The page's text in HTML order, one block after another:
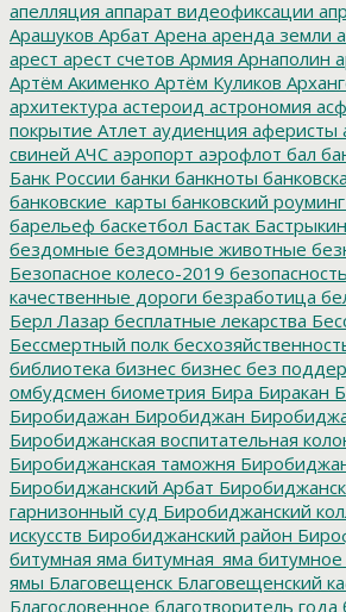
апелляция аппарат видеофиксации
Арашуков Арбат Арена аренда земли
арест арест счетов Армия Арнаполин
Артём Акименко Артём Куликов
архитектура астероид астрономия
покрытие Атлет аудиенция аферисты
свиней АЧС аэропорт аэрофлот бал
Банк России банки банкноты
банковские_карты банковский роуминг
барельеф баскетбол Бастак Бастрыкин
бездомные бездомные животные
Безопасное колесо-2019 безопасность
качественные дороги безработица
Берл Лазар бесплатные лекарства
Бессмертный полк
библиотека бизнес бизнес без
омбудсмен биометрия Бира Биракан
Биробидажан Биробиджан
Биробиджанская воспитательная
Биробиджанская таможня
Биробиджанский Арбат
гарнизонный суд Биробиджанский
искусств Биробиджанский район
битумная яма битумная_яма битумное
ямы Благовещенск Благовещенский
Благословенное благотворитель года